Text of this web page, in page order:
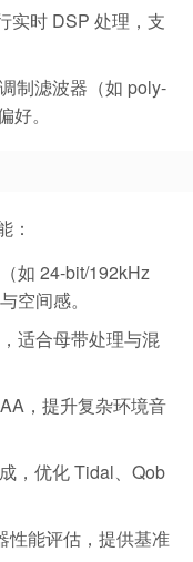
实时 DSP 处理，支
制滤波器（如 poly-
。
：
如 24-bit/192kHz
空间感。
适合母带处理与混
，提升复杂环境音
，优化 Tidal、Qob
性能评估，提供基准